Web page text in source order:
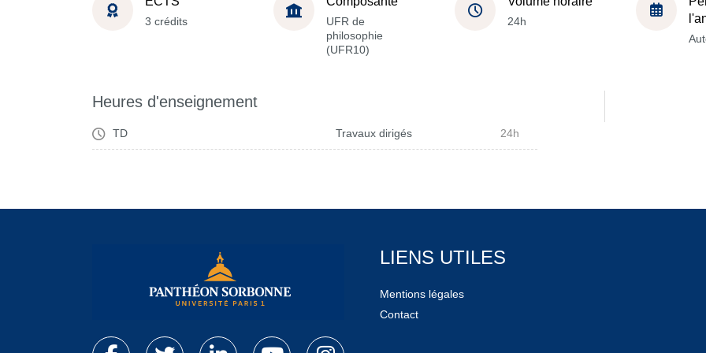
3 crédits
UFR de
philosophie
(UFR10)
24h
Heures d'enseignement
TD Travaux dirigés 24h
LIENS UTILES
Mentions légales
Contact